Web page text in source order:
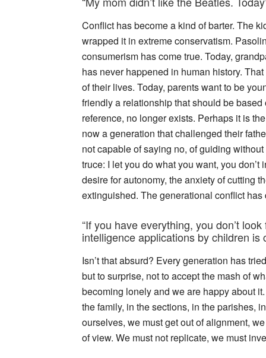
Conflict has become a kind of barter. The
wrapped it in extreme conservatism.
consumerism has come true. Today,
has never happened in human history.
of their lives. Today, parents want to be
friendly a relationship that should be
reference, no longer exists. Perhaps it is
now a generation that challenged their
not capable of saying no, of guiding
truce: I let you do what you want, you
desire for autonomy, the anxiety of cutting
extinguished. The generational conflict has
“If you have everything, you don’t
intelligence applications by children is
Isn’t that absurd? Every generation has
but to surprise, not to accept the mash of
becoming lonely and we are happy about
the family, in the sections, in the parishes,
ourselves, we must get out of alignment,
of view. We must not replicate, we must